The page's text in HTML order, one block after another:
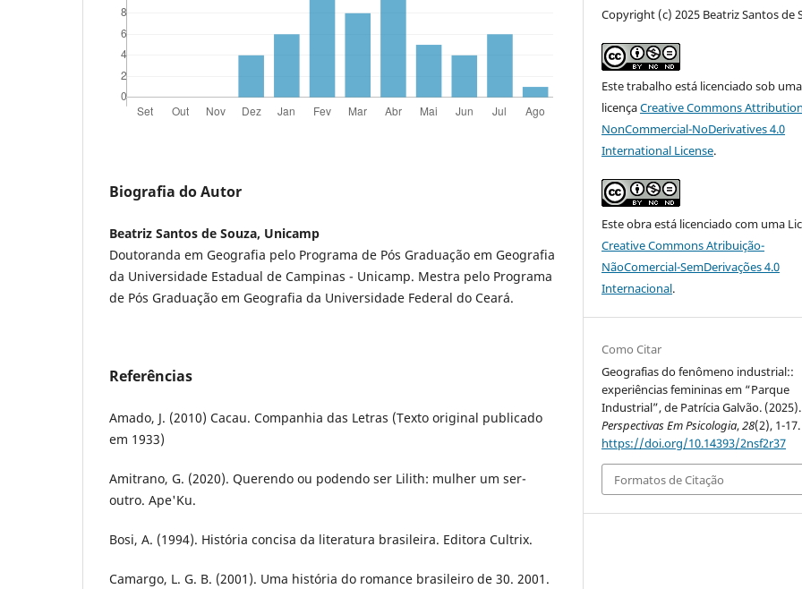
Biografia do Autor
Beatriz Santos de Souza, Unicamp
Doutoranda em Geografia pelo Programa de Pós Graduação em Geografia
da Universidade Estadual de Campinas - Unicamp. Mestra pelo Programa
de Pós Graduação em Geografia da Universidade Federal do Ceará.
Referências
Amado, J. (2010) Cacau. Companhia das Letras (Texto original publicado
em 1933)
Amitrano, G. (2020). Querendo ou podendo ser Lilith: mulher um ser-
outro. Ape'Ku.
Bosi, A. (1994). História concisa da literatura brasileira. Editora Cultrix.
Camargo, L. G. B. (2001). Uma história do romance brasileiro de 30. 2001.
Copyright (c) 2025 Beatriz Santos de
Este trabalho está licenciado sob uma
licençaCreative Commons
NonCommercial-NoDerivatives 4.0
International License.
Este obra está licenciado com uma
Creative Commons Atribuição-
NãoComercial-SemDerivações 4.0
Internacional.
Como Citar
Geografias do fenômeno industrial::
experiências femininas em “Parque
Industrial”, de Patrícia Galvão. (2025).
Perspectivas Em Psicologia,28(2), 1-17.
https://doi.org/10.14393/2nsf2r37
Formatos de Citação